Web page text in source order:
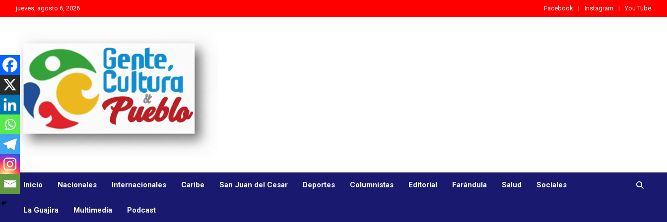
to
jueves, agosto 6, 2026 Facebook Instagram You Tube
Gente Cultura y Pueblo
Es mejor molestar con la verdad que agradar con adulaciones
Inicio Nacionales Internacionales Caribe San Juan del Cesar Deportes Columnistas Editorial Farándula Salud Sociales
La Guajira Multimedia Podcast